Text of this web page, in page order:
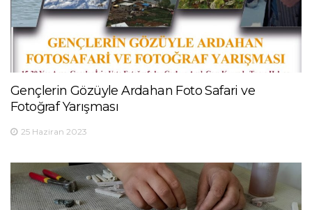
Gençlerin Gözüyle Ardahan Foto Safari ve
Fotoğraf Yarışması
25 Haziran 2023